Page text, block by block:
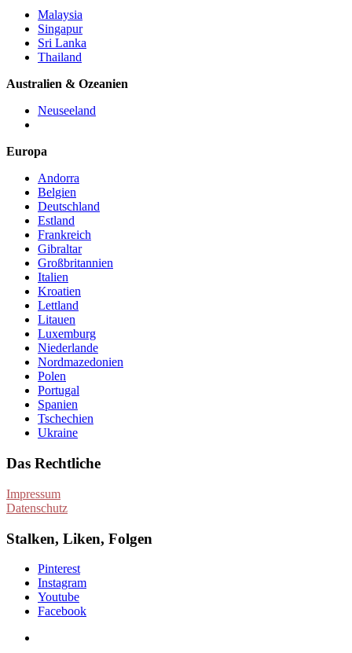
Malaysia
Singapur
Sri Lanka
Thailand
Australien & Ozeanien
Neuseeland
Europa
Andorra
Belgien
Deutschland
Estland
Frankreich
Gibraltar
Großbritannien
Italien
Kroatien
Lettland
Litauen
Luxemburg
Niederlande
Nordmazedonien
Polen
Portugal
Spanien
Tschechien
Ukraine
Das Rechtliche
Impressum
Datenschutz
Stalken, Liken, Folgen
Pinterest
Instagram
Youtube
Facebook